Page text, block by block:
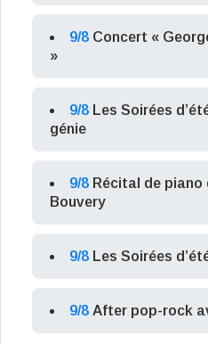
9/8 Concert «
»
9/8 Les Soirées
génie
9/8 Récital de piano
Bouvery
9/8 Les Soirées
9/8 After pop-rock